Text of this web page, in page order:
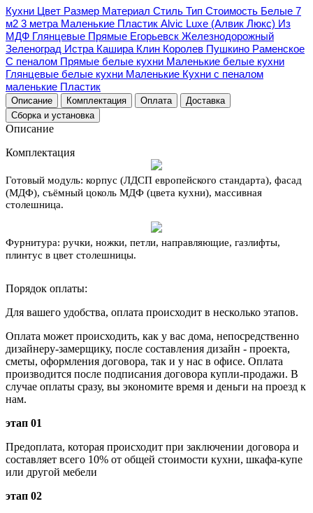
Кухни Цвет Размер Материал Стиль Тип Стоимость Белые 7
м2 3 метра Маленькие Пластик Alvic Luxe (Алвик Люкс) Из
МДФ Глянцевые Прямые Егорьевск Железнодорожный
Зеленоград Истра Кашира Клин Королев Пушкино Раменское
С пеналом Прямые белые кухни Маленькие белые кухни
Глянцевые белые кухни Маленькие Кухни с пеналом
маленькие Пластик
Описание Комплектация Оплата
Доставка
Сборка и установка
Описание
Комплектация
Готовый модуль: корпус (ЛДСП европейского стандарта), фасад
(МДФ), съёмный цоколь МДФ (цвета кухни), массивная
столешница.
Фурнитура: ручки, ножки, петли, направляющие, газлифты,
плинтус в цвет столешницы.
Порядок оплаты:
Для вашего удобства, оплата происходит в несколько этапов.
Оплата может происходить, как у вас дома, непосредственно
дизайнеру-замерщику, после составления дизайн - проекта,
сметы, оформления договора, так и у нас в офисе. Оплата
производится после подписания договора купли-продажи. В
случае оплаты сразу, вы экономите время и деньги на проезд к
нам.
этап 01
Предоплата, которая происходит при заключении договора и
составляет всего 10% от общей стоимости кухни, шкафа-купе
или другой мебели
этап 02